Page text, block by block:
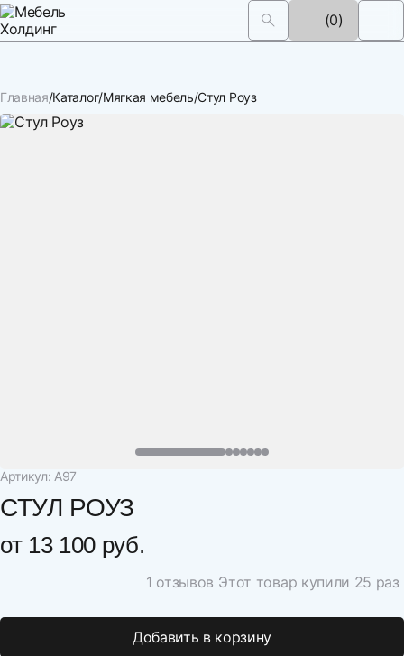
(0)
Главная Каталог Мягкая мебель Стул Роуз
Артикул: А97
СТУЛ РОУЗ
от 13 100 руб.
1 отзывов Этот товар купили 25 раз
Добавить в корзину